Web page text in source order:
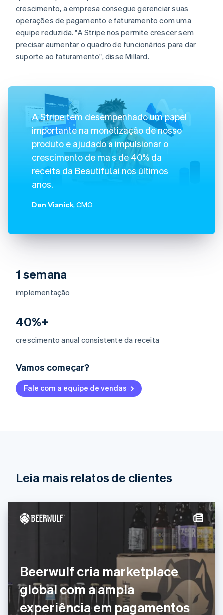
1 semana
implementação
40%+
crescimento anual consistente da receita
Vamos começar?
Fale com a equipe de vendas
crescimento, a empresa consegue gerenciar suas
operações de pagamento e faturamento com uma
equipe reduzida. "A Stripe nos permite crescer sem
precisar aumentar o quadro de funcionários para dar
suporte ao faturamento", disse Millard.
A Stripe tem desempenhado um papel
importante na monetização de nosso
produto e ajudado a impulsionar o
crescimento de mais de 40% da
receita da Beautiful.ai nos últimos
anos.
Dan Visnick, CMO
Leia mais relatos de clientes
Beerwulf cria marketplace
global com a ampla
experiência em pagamentos
DeutschEnglish
Austrália
Bulgária
China continental
Italiano
Dinamarca
English
Emirados Árabes Unidos
English